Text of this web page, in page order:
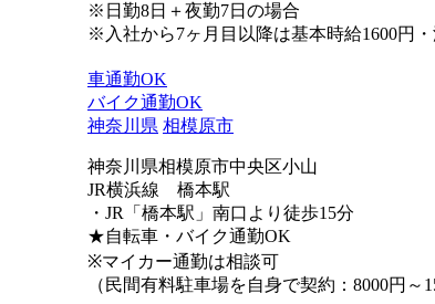
※日勤8日＋夜勤7日の場合
※入社から7ヶ月目以降は基本時給1600円・
車通勤OK
バイク通勤OK
神奈川県 相模原市
神奈川県相模原市中央区小山
JR横浜線 橋本駅
・JR「橋本駅」南口より徒歩15分
★自転車・バイク通勤OK
※マイカー通勤は相談可
（民間有料駐車場を自身で契約：8000円～